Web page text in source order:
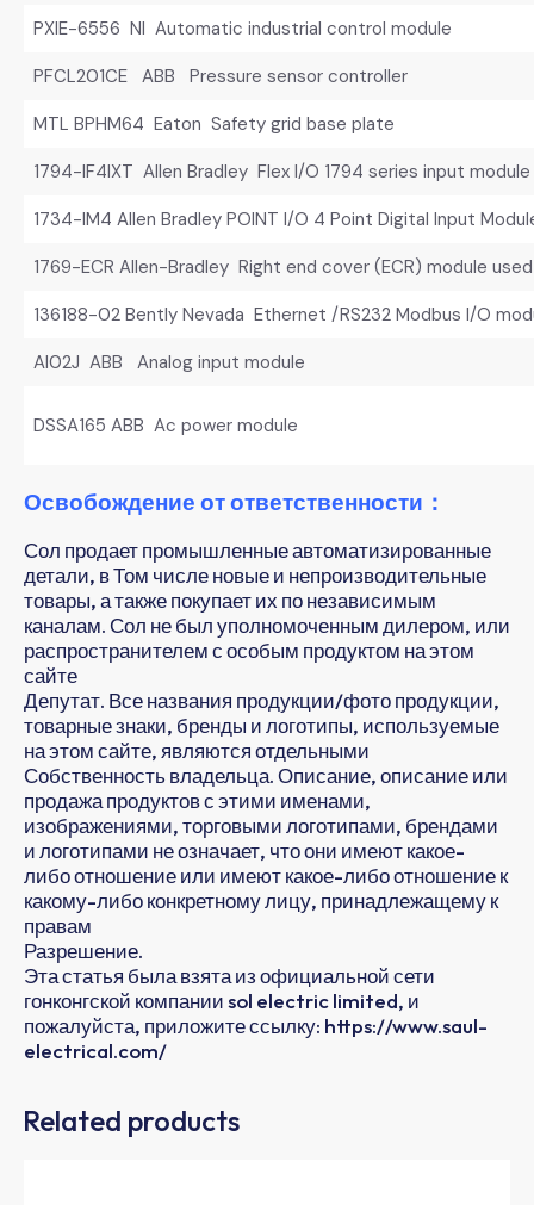
PXIE-6556 NI Automatic industrial control module
PFCL201CE ABB Pressure sensor controller
MTL BPHM64 Eaton Safety grid base plate
1794-IF4IXT Allen Bradley Flex I/O 1794 series input module
1734-IM4 Allen Bradley POINT I/O 4 Point Digital Input
1769-ECR Allen-Bradley Right end cover (ECR) module
136188-02 Bently Nevada Ethernet /RS232 Modbus I/O
AI02J ABB Analog input module
DSSA165 ABB Ac power module
Освобождение от ответственности：
Сол продает промышленные автоматизированные
детали, в Том числе новые и непроизводительные
товары, а также покупает их по независимым
каналам. Сол не был уполномоченным дилером, или
распространителем с особым продуктом на этом
сайте
Депутат. Все названия продукции/фото продукции,
товарные знаки, бренды и логотипы, используемые
на этом сайте, являются отдельными
Собственность владельца. Описание, описание или
продажа продуктов с этими именами,
изображениями, торговыми логотипами, брендами
и логотипами не означает, что они имеют какое-
либо отношение или имеют какое-либо отношение к
какому-либо конкретному лицу, принадлежащему к
правам
Разрешение.
Эта статья была взята из официальной сети
гонконгской компании sol electric limited, и
пожалуйста, приложите ссылку: https://www.saul-
electrical.com/
Related products